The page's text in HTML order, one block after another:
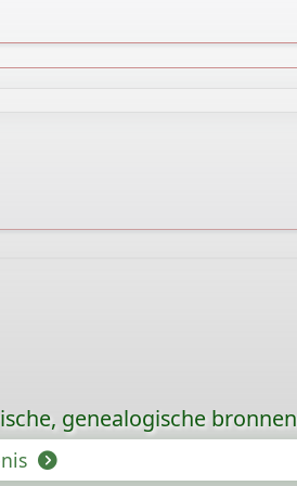
genealogische bronnen